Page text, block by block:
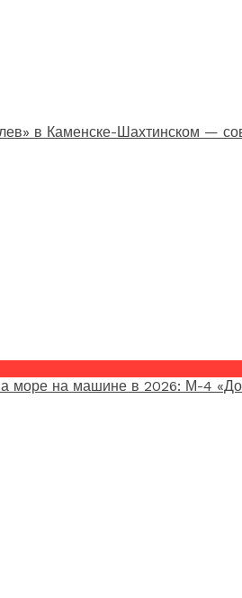
в Каменске-Шахтинском —
море на машине в 2026: М-4